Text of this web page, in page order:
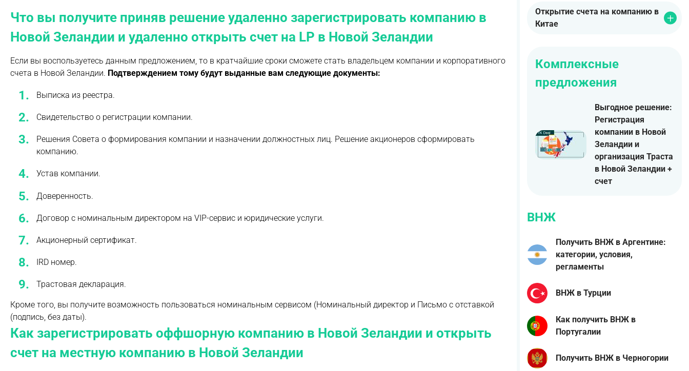
Что вы получите приняв решение удаленно зарегистрировать компанию в
Новой Зеландии и удаленно открыть счет на LP в Новой Зеландии
Если вы воспользуетесь данным предложением, то в кратчайшие сроки сможете стать владельцем компании и корпоративного
счета в Новой Зеландии. Подтверждением тому будут выданные вам следующие документы:
Выписка из реестра.
Свидетельство о регистрации компании.
Решения Совета о формирования компании и назначении должностных лиц. Решение акционеров сформировать
компанию.
Устав компании.
Доверенность.
Договор с номинальным директором на VIP-сервис и юридические услуги.
Акционерный сертификат.
ІRD номер.
Трастовая декларация.
Кроме того, вы получите возможность пользоваться номинальным сервисом (Номинальный директор и Письмо с отставкой
(подпись, без даты).
Как зарегистрировать оффшорную компанию в Новой Зеландии и открыть
счет на местную компанию в Новой Зеландии
Открытие счета на компанию в
Китае
Комплексные
предложения
Выгодное решение:
Регистрация
компании в Новой
Зеландии и
организация Траста
в Новой Зеландии +
счет
ВНЖ
Получить ВНЖ в Аргентине:
категории, условия,
регламенты
ВНЖ в Турции
Как получить ВНЖ в
Португалии
Получить ВНЖ в Черногории